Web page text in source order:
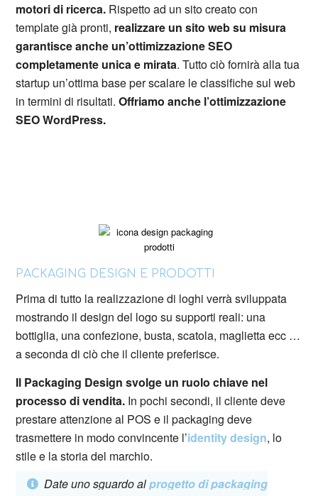
motori di ricerca. Rispetto ad un sito creato con
template già pronti, realizzare un sito web su misura
garantisce anche un’ottimizzazione SEO
completamente unica e mirata. Tutto ciò fornirà alla tua
startup un’ottima base per scalare le classifiche sul web
in termini di risultati.Offriamo anche l’ottimizzazione
SEO WordPress.
PACKAGING DESIGN E PRODOTTI
Prima di tutto la realizzazione di loghi verrà sviluppata
mostrando il design del logo su supporti reali: una
bottiglia, una confezione, busta, scatola, maglietta ecc …
a seconda di ciò che il cliente preferisce.
Il Packaging Design svolge un ruolo chiave nel
processo di vendita. In pochi secondi, il cliente deve
prestare attenzione al POS e il packaging deve
trasmettere in modo convincente l’identity design, lo
stile e la storia del marchio.
Date uno sguardo alprogetto di packaging